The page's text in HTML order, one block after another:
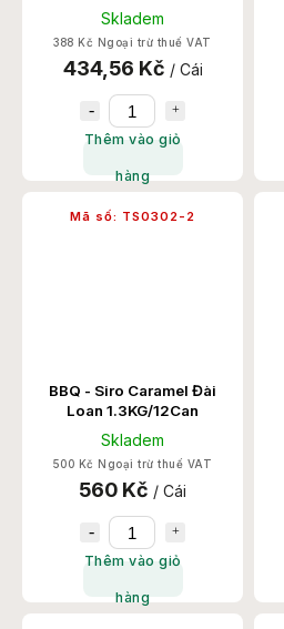
Skladem
388 Kč Ngoại trừ thuế VAT
434,56 Kč / Cái
Thêm vào giỏ
hàng
BBQ - Siro Caramel Đài
Loan 1.3KG/12Can
Skladem
500 Kč Ngoại trừ thuế VAT
560 Kč / Cái
Thêm vào giỏ
hàng
Mã số: TS0302-2